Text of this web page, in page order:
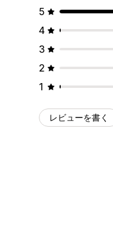
5
4
3
2
1
レビューを書く